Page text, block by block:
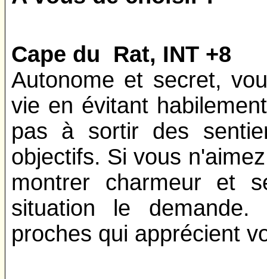
Cape du Rat, INT +8
Autonome et secret,
vie en évitant
pas à sortir des
objectifs. Si vous
montrer charmeur et
situation le
proches qui apprécient